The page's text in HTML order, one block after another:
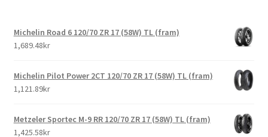
Michelin Road 6 120/70 ZR 17 (58W) TL (fram)
1,689.48kr
Michelin Pilot Power 2CT 120/70 ZR 17 (58W) TL (fram)
1,121.89kr
Metzeler Sportec M-9 RR 120/70 ZR 17 (58W) TL (fram)
1,425.58kr